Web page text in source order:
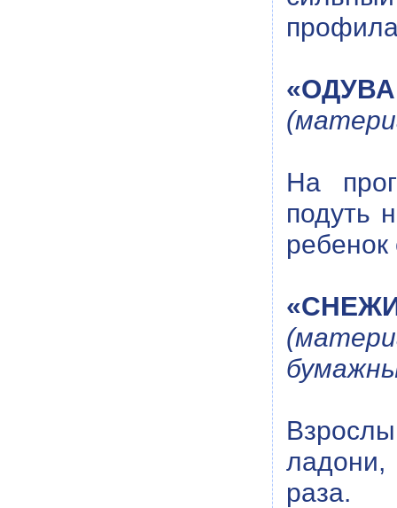
На
подуть
ребенок
раза.